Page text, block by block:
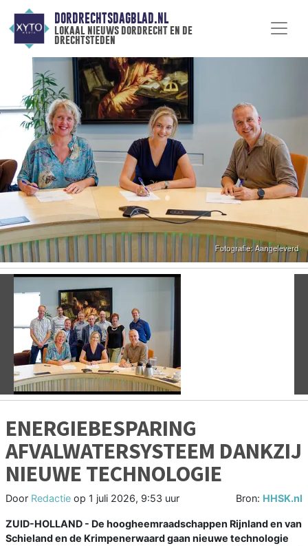
DORDRECHTSDAGBLAD.NL
lokaal nieuws dordrecht en de
drechtsteden
Vorige
ENERGIEBESPARING
AFVALWATERSYSTEEM DANKZIJ
NIEUWE TECHNOLOGIE
Door Redactie op 1 juli 2026, 9:53 uur Bron: HHSK.nl
ZUID-HOLLAND - De hoogheemraadschappen Rijnland en van
Schieland en de Krimpenerwaard gaan nieuwe technologie